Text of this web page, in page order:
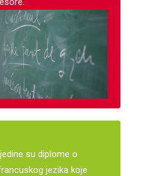
su diplome o
jezika koje